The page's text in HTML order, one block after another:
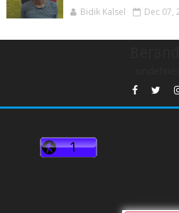
Bidik Kalsel Dec 07,